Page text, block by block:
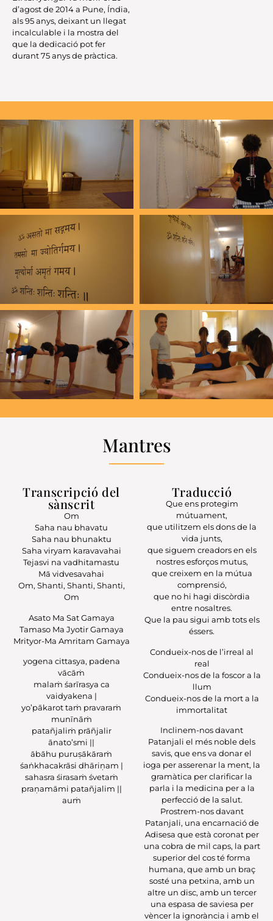
d’agost de 2014 a Pune, Índia,
als 95 anys, deixant un llegat
incalculable i la mostra del
que la dedicació pot fer
durant75anys de pràctica.
Mantres
Transcripció del
sànscrit
Om
Saha nau bhavatu
Saha nau bhunaktu
Saha viryam karavavahai
Tejasvi na vadhitamastu
Mā vidvesavahai
Om, Shanti, Shanti, Shanti,
Om
Asato Ma Sat Gamaya
Tamaso Ma Jyotir Gamaya
Mrityor-Ma Amritam Gamaya
yogena cittasya, padena
vācāṁ
malaṁ śarīrasya ca
vaidyakena |
yo’pākarot taṁ pravaraṁ
munīnāṁ
patañjaliṁ prāñjalir
ānato’smi ||
ābāhu puruṣākāraṁ
śaṅkhacakrāsi dhāriṇam |
sahasra śirasaṁ śvetaṁ
praṇamāmi patañjalim ||
auṁ
Traducció
Que ens protegim
mútuament,
que utilitzem els dons de la
vida junts,
que siguem creadors en els
nostres esforços mutus,
que creixem en la mútua
comprensió,
que no hi hagi discòrdia
entre nosaltres.
Que la pau sigui amb tots els
éssers.
Condueix-nos de l’irreal al
real
Condueix-nos de la foscor a la
llum
Condueix-nos de la mort a la
immortalitat
Inclinem-nos davant
Patanjali el més noble dels
savis, que ens va donar el
ioga per asserenar la ment, la
gramàtica per clarificar la
parla i la medicina per a la
perfecció de la salut.
Prostrem-nos davant
Patanjali, una encarnació de
Adisesa que està coronat per
una cobra de mil caps, la part
superior del cos té forma
humana, que amb un braç
sosté una petxina, amb un
altre un disc, amb un tercer
una espasa de saviesa per
vèncer la ignorància i amb el